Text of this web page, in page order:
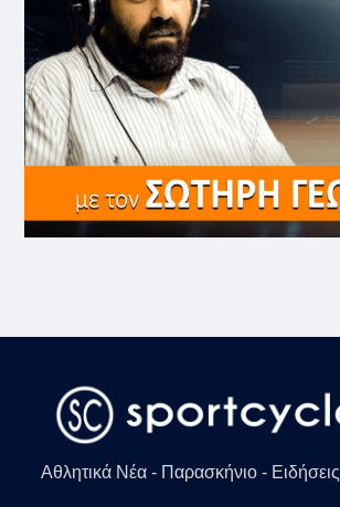
Αθλητικά Νέα - Παρασκήνιο - Ειδήσεις